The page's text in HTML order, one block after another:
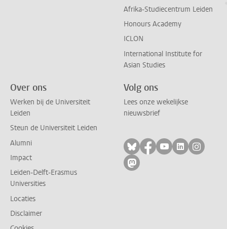
Afrika-Studiecentrum Leiden
Honours Academy
ICLON
International Institute for
Asian Studies
Over ons
Werken bij de Universiteit
Leiden
Steun de Universiteit Leiden
Alumni
Impact
Leiden-Delft-Erasmus
Universities
Locaties
Disclaimer
Volg ons
Lees onze wekelijkse
nieuwsbrief
Volg ons op bluesky
Volg ons op
Volg ons op
Volg ons
Volg
Volg ons op mastodon